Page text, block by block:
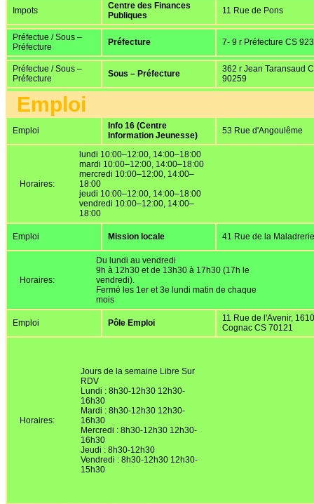
Impots
Centre des Finances
Publiques
11 Rue de Pons
Préfectue / Sous –
Préfecture
Préfecture 7- 9 r Préfecture CS
Préfectue / Sous –
Préfecture
Sous – Préfecture
362 r Jean Taransaud
90259
Emploi
Emploi
Info 16 (Centre
Information Jeunesse)
53 Rue d'Angoulême
Horaires:
lundi 10:00–12:00, 14:00–18:00
mardi 10:00–12:00, 14:00–18:00
mercredi 10:00–12:00, 14:00–
18:00
jeudi 10:00–12:00, 14:00–18:00
vendredi 10:00–12:00, 14:00–
18:00
Emploi Mission locale 41 Rue de la Maladrerie
Horaires:
Du lundi au vendredi
9h à 12h30 et de 13h30 à 17h30 (17h le
vendredi).
Fermé les 1er et 3e lundi matin de chaque
mois
Emploi Pôle Emploi
11 Rue de l'Avenir,
Cognac CS 70121
Horaires:
Jours de la semaine Libre Sur
RDV
Lundi : 8h30-12h30 12h30-
16h30
Mardi : 8h30-12h30 12h30-
16h30
Mercredi : 8h30-12h30 12h30-
16h30
Jeudi : 8h30-12h30
Vendredi : 8h30-12h30 12h30-
15h30